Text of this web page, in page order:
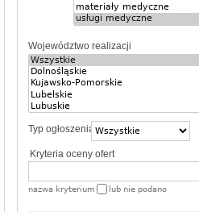
Województwo realizacji
Typ ogłoszenia
Kryteria oceny ofert
nazwa kryterium lub nie podano